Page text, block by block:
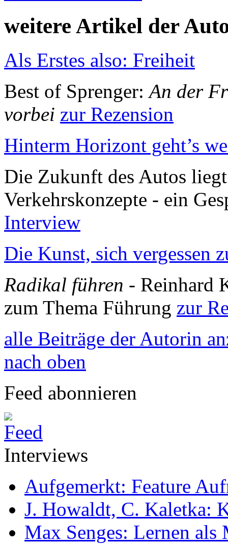
weitere Artikel der
Als Erstes also: Freiheit
Best of Sprenger:An der
vorbei zur Rezension
Hinterm Horizont geht’s
Die Zukunft des Autos
Verkehrskonzepte - ein
Interview
Die Kunst, sich vergessen
Radikal führen - Reinhard
zum Thema Führung zur
alle Beiträge der Autorin
nach oben
Feed abonnieren
Interviews
Aufgemerkt: Feature
J. Howaldt, C. Kaletka:
Max Senges: Lernen als